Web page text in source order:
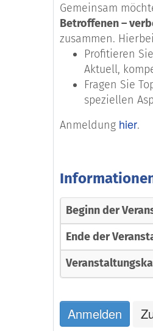
Gemeinsam
Betroffenen –
zusammen.
Profitieren
Aktuell,
Fragen Sie
speziellen
Anmeldung hier.
Beginn der
Ende der
Anmelden